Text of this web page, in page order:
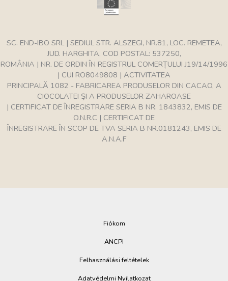
SC. END-IBO SRL | SEDIUL STR. ALSZEGI, NR.81, LOC. REMETEA,
JUD. HARGHITA, COD POSTAL: 537250,
ROMÂNIA | NR. DE ORDIN ÎN REGISTRUL COMERȚULUI J19/14/1996
| CUI RO8049808 | ACTIVITATEA
PRINCIPALĂ 1082 - FABRICAREA PRODUSELOR DIN CACAO, A
CIOCOLATEI ŞI A PRODUSELOR ZAHAROASE
| CERTIFICAT DE ÎNREGISTRARE SERIA B NR. 1843832, EMIS DE
O.N.R.C | CERTIFICAT DE
ÎNREGISTRARE ÎN SCOP DE TVA SERIA B NR.0181243, EMIS DE
A.N.A.F
Fiókom
ANCPI
Felhasználási feltételek
Adatvédelmi Nyilatkozat